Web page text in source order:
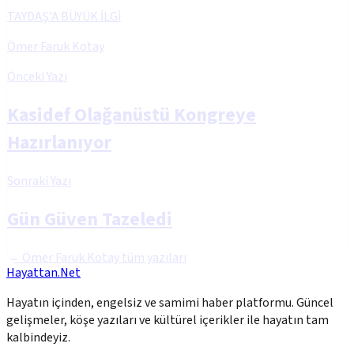
TAYDAŞ'A BÜYÜK İLGİ
Ömer Faruk Kotay
Önceki Yazı
Kasidef Olağanüstü Kongreye
Hazırlanıyor
Sonraki Yazı
Gün Güven Tazeledi
← Ömer Faruk Kotaytüm yazıları
Hayattan.Net
Hayatın içinden, engelsiz ve samimi haber platformu. Güncel
gelişmeler, köşe yazıları ve kültürel içerikler ile hayatın tam
kalbindeyiz.